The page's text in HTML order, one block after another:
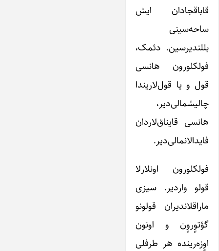
قاباقجادان ایش
ساحه‌سینی
بللندیرسین. دئمک،
فولکلورون هانسی‌
قول و یا قول‌لاریندا
چالیشمالی‌دیر،
هانسی‌ قایناق‌لاردان
فایدالانمالی‌دیر.
فولکلورون اونلارلا
قولو واردیر. سیزی
ماراقلاندیران قولونو
گؤتوٍروٍن و اونون
اوٍزه‌رینده هر طرفلی